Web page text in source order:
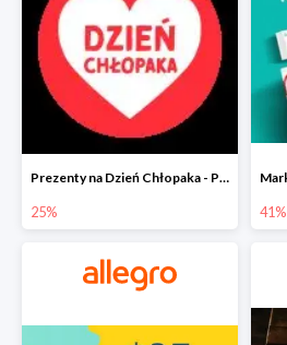
Prezenty na Dzień Chłopaka - Produkty SOXO do -25%
25% 41%